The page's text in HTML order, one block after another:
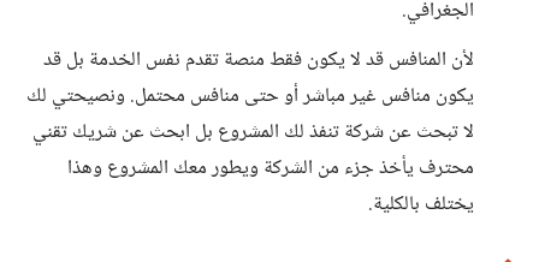
الجغرافي.
لأن المنافس قد لا يكون فقط منصة تقدم نفس الخدمة بل قد
يكون منافس غير مباشر أو حتى منافس محتمل. ونصيحتي لك
لا تبحث عن شركة تنفذ لك المشروع بل ابحث عن شريك تقني
محترف يأخذ جزء من الشركة ويطور معك المشروع وهذا
يختلف بالكلية.